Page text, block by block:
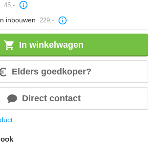
45,-
inbouwen 229,-
In winkelwagen
Elders goedkoper?
Direct contact